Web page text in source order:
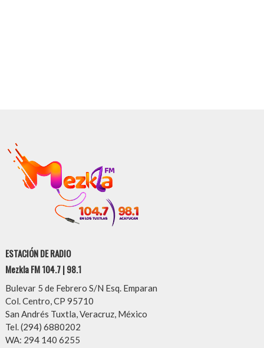
ESTACIÓN DE RADIO
Mezkla FM 104.7 | 98.1
Bulevar 5 de Febrero S/N Esq. Emparan
Col. Centro, CP 95710
San Andrés Tuxtla, Veracruz, México
Tel. (294) 6880202
WA: 294 140 6255